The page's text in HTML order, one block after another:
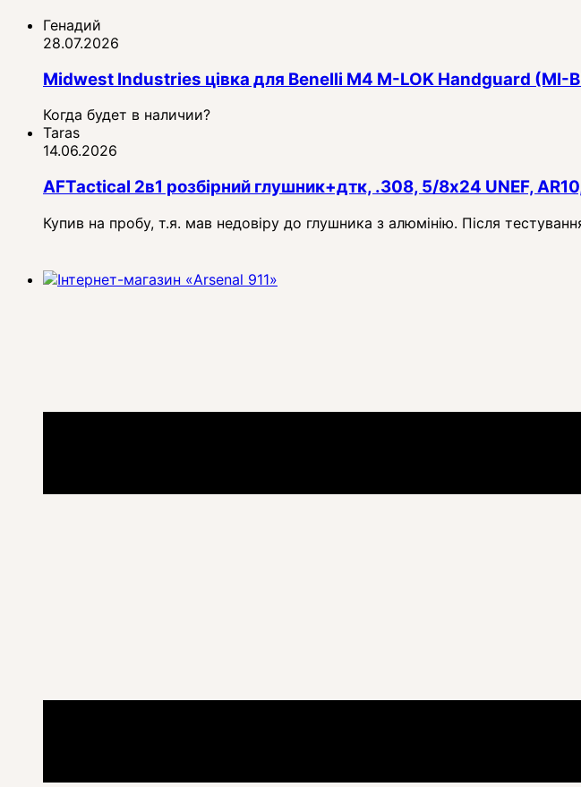
Генадий
28.07.2026
Midwest Industries цівка для Benelli M4 M-LOK Handguard (MI-
Когда будет в наличии?
Taras
14.06.2026
AFTactical 2в1 розбірний глушник+дтк, .308, 5/8x24 UNEF,
Купив на пробу, т.я. мав недовіру до глушника з алюмінію. Після